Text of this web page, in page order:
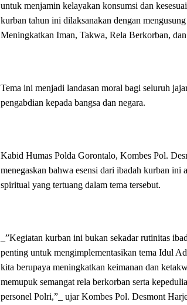
untuk menjamin kelayakan konsumsi dan
kurban tahun ini dilaksanakan dengan
Meningkatkan Iman, Takwa, Rela Berkorban,
Tema ini menjadi landasan moral bagi seluruh
pengabdian kepada bangsa dan negara.
Kabid Humas Polda Gorontalo, Kombes Pol.
menegaskan bahwa esensi dari ibadah kurban ini
spiritual yang tertuang dalam tema tersebut.
_”Kegiatan kurban ini bukan sekadar rutinitas
penting untuk mengimplementasikan tema Idul
kita berupaya meningkatkan keimanan dan
memupuk semangat rela berkorban serta
personel Polri,”_ ujar Kombes Pol. Desmont